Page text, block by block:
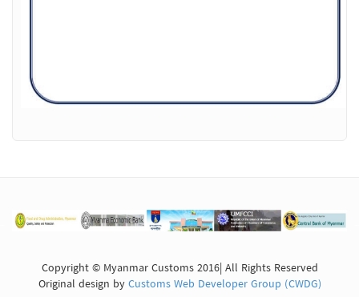
Copyright © Myanmar Customs 2016| All Rights Reserved
Original design byCustoms Web Developer Group (CWDG)